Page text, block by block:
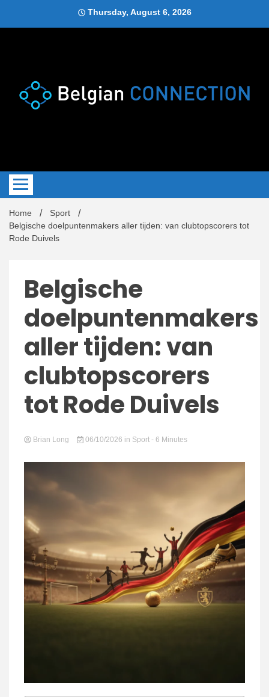
content
Thursday, August 6, 2026
Home
Sport
Belgische doelpuntenmakers aller tijden: van clubtopscorers tot
Rode Duivels
Belgische
doelpuntenmakers
aller tijden: van
clubtopscorers
tot Rode Duivels
Brian Long 06/10/2026 in Sport - 6 Minutes